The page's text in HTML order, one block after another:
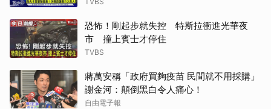
恐怖！剛起步就失控 特斯拉衝進光華夜
市 撞上賓士才停住
TVBS
蔣萬安稱「政府買夠疫苗 民間就不用採購」
謝金河：顛倒黑白令人痛心！
自由電子報